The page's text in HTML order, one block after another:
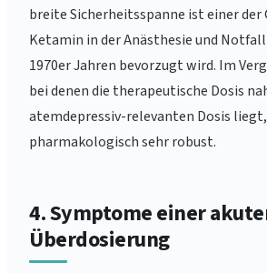
breite Sicherheitsspanne ist einer der
Ketamin in der Anästhesie und
1970er Jahren bevorzugt wird. Im
bei denen die therapeutische Dosis
atemdepressiv-relevanten Dosis
pharmakologisch sehr robust.
4. Symptome einer
Überdosierung